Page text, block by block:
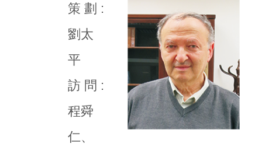
策 劃 :
劉太
平
訪 問 :
程舜
仁、